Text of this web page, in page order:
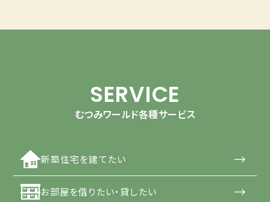
SERVICE
むつみワールド各種サービス
新築住宅を建てたい →
お部屋を借りたい・貸したい →